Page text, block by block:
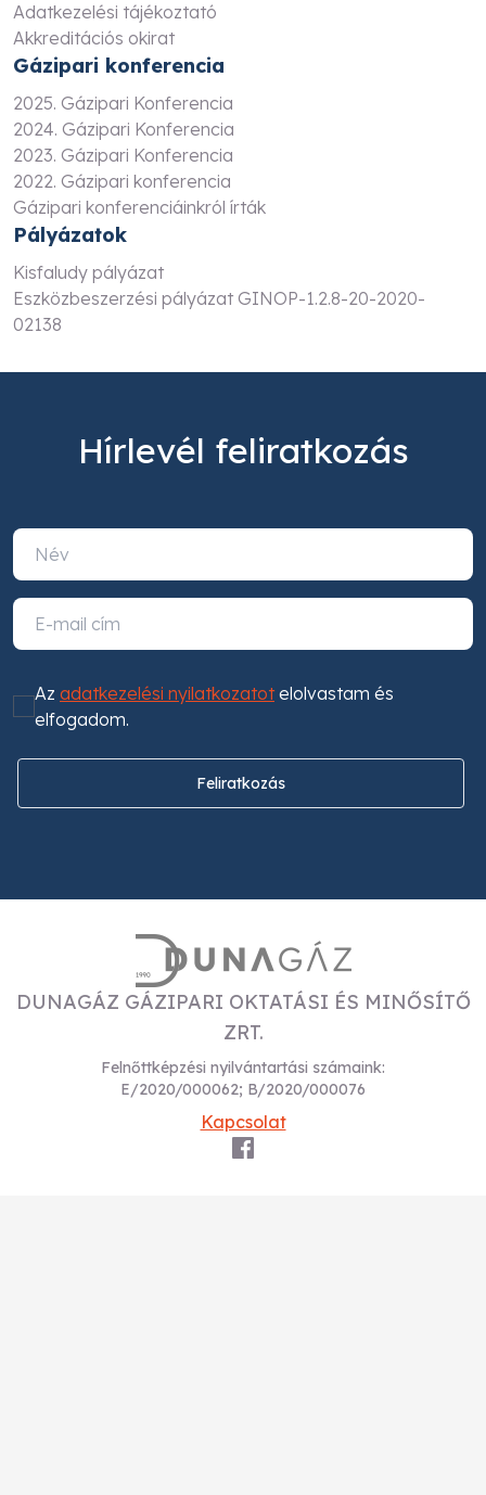
Adatkezelési tájékoztató
Akkreditációs okirat
Gázipari konferencia
2025. Gázipari Konferencia
2024. Gázipari Konferencia
2023. Gázipari Konferencia
2022. Gázipari konferencia
Gázipari konferenciáinkról írták
Pályázatok
Kisfaludy pályázat
Eszközbeszerzési pályázat GINOP-1.2.8-20-2020-
02138
Hírlevél feliratkozás
Az adatkezelési nyilatkozatotelolvastam és
elfogadom.
Feliratkozás
DUNAGÁZ GÁZIPARI OKTATÁSI ÉS MINŐSÍTŐ
ZRT.
Felnőttképzési nyilvántartási számaink:
E/2020/000062; B/2020/000076
Kapcsolat